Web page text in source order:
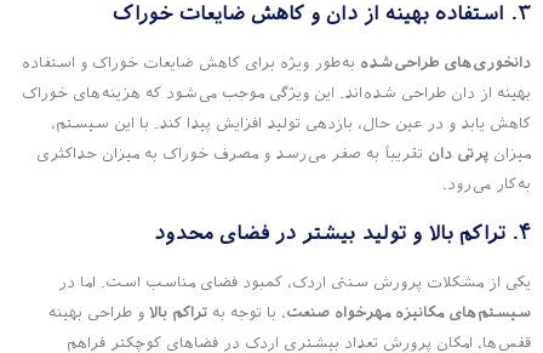
۳. استفاده بهینه از دان و کاهش ضایعات خوراک
دانخوری‌های طراحی‌شده به‌طور ویژه برای کاهش ضایعات خوراک و استفاده
بهینه از دان طراحی شده‌اند. این ویژگی موجب می‌شود که هزینه‌های خوراک
کاهش یابد و در عین حال، بازدهی تولید افزایش پیدا کند. با این سیستم،
میزان پرتی دان تقریباً به صفر می‌رسد و مصرف خوراک به میزان حداکثری
به‌کار می‌رود.
۴. تراکم بالا و تولید بیشتر در فضای محدود
یکی از مشکلات پرورش سنتی اردک، کمبود فضای مناسب است. اما در
سیستم‌های مکانیزه مهرخواه صنعت، با توجه به تراکم بالا و طراحی بهینه
قفس‌ها، امکان پرورش تعداد بیشتری اردک در فضاهای کوچکتر فراهم